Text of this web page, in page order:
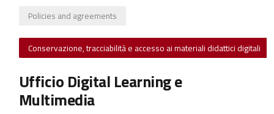
Policies and agreements
Conservazione, tracciabilità e accesso ai materiali didattici digitali
Ufficio Digital Learning e
Multimedia